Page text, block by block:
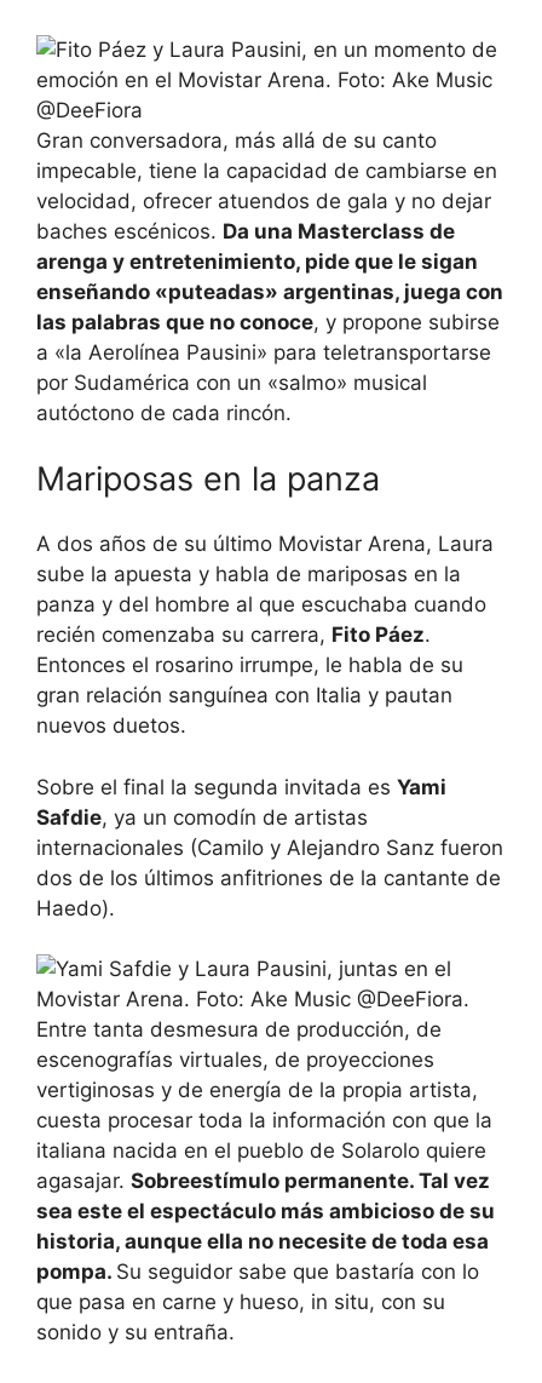
Gran conversadora, más allá de su canto
impecable, tiene la capacidad de cambiarse en
velocidad, ofrecer atuendos de gala y no dejar
baches escénicos. Da una Masterclass de
arenga y entretenimiento, pide que le sigan
enseñando «puteadas» argentinas, juega con
las palabras que no conoce, y propone subirse
a «la Aerolínea Pausini» para teletransportarse
por Sudamérica con un «salmo» musical
autóctono de cada rincón.
Mariposas en la panza
A dos años de su último Movistar Arena, Laura
sube la apuesta y habla de mariposas en la
panza y del hombre al que escuchaba cuando
recién comenzaba su carrera, Fito Páez.
Entonces el rosarino irrumpe, le habla de su
gran relación sanguínea con Italia y pautan
nuevos duetos.
Sobre el final la segunda invitada es Yami
Safdie, ya un comodín de artistas
internacionales (Camilo y Alejandro Sanz fueron
dos de los últimos anfitriones de la cantante de
Haedo).
Entre tanta desmesura de producción, de
escenografías virtuales, de proyecciones
vertiginosas y de energía de la propia artista,
cuesta procesar toda la información con que la
italiana nacida en el pueblo de Solarolo quiere
agasajar. Sobreestímulo permanente. Tal vez
sea este el espectáculo más ambicioso de su
historia, aunque ella no necesite de toda esa
pompa. Su seguidor sabe que bastaría con lo
que pasa en carne y hueso, in situ, con su
sonido y su entraña.